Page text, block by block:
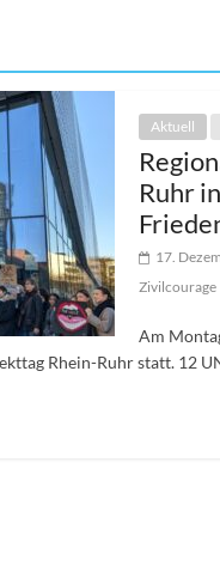
Aktuell
Ruhr
17.
Zivilcourage
Am
Rhein-Ruhr statt. 12